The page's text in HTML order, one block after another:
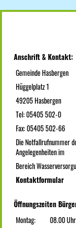
Anschrift & Kontakt:
Gemeinde Hasbergen
Hüggelplatz 1
49205 Hasbergen
Tel: 05405 502-0
Fax: 05405 502-66
Die Notfallrufnummer
Angelegenheiten im
Bereich
Kontaktformular
Öffnungszeiten
Montag:
08.00